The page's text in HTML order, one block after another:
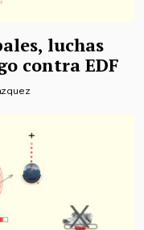
luchas
contra EDF